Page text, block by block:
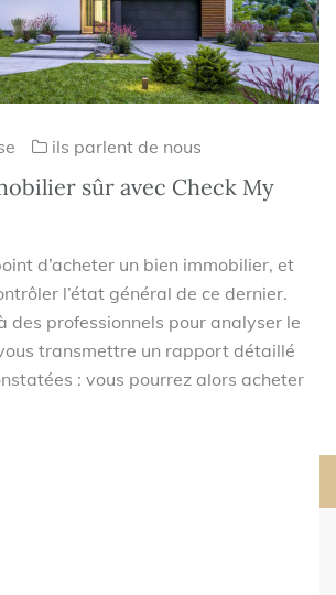
ils parlent de nous
sûr avec Check My
d’acheter un bien immobilier, et
l’état général de ce dernier.
des professionnels pour analyser le
transmettre un rapport détaillé
: vous pourrez alors acheter